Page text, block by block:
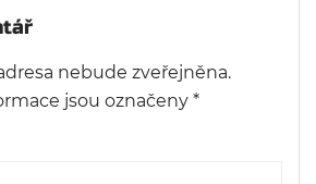
nebude zveřejněna.
jsou označeny *